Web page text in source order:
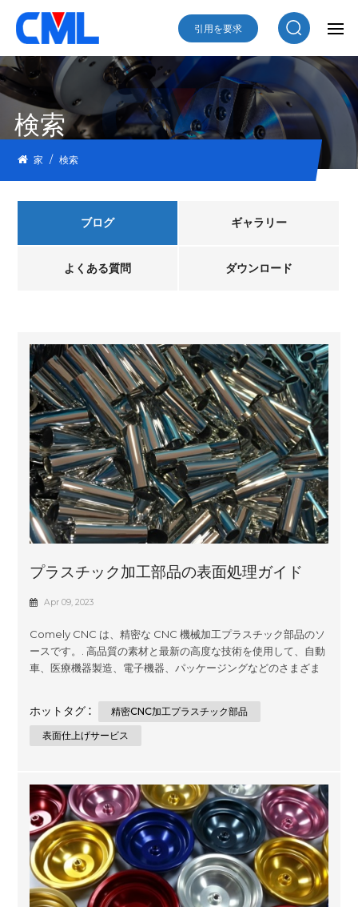
引用を要求
検索
家 / 検索
ブログ ギャラリー
よくある質問 ダウンロード
プラスチック加工部品の表面処理ガイド
Apr 09, 2023
Comely CNC は、精密な CNC 機械加工プラスチック部品のソ
ースです。. 高品質の素材と最新の高度な技術を使用して、自動
車、医療機器製造、電子機器、パッケージングなどのさまざま
CAD 設計から作成された 3D モデルと幅広い表面仕上げオプシ
ョンを組み合わせたエンジニアリング設計サービスにあり、常
経験により、品質や性能に妥協することなく、お客様のアイデ
アを迅速かつ正確に実現することができます。 Comely CNCで
は、機械加工されたプラスチック部品に一流の表面仕上げを提
供することに誇りを持っています。当社の専門家チームは、業
界で長年の経験を持ち、お...
ホットタグ :
精密CNC加工プラスチック部品
表面仕上げサービス